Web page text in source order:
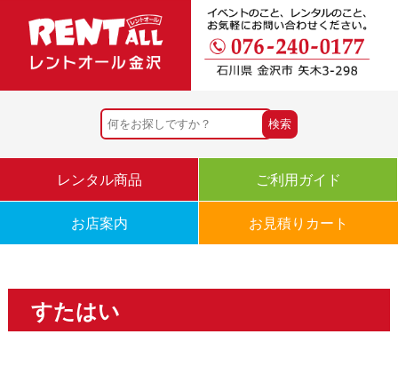
レンタル商品 ご利用ガイド
お店案内 お見積りカート
すたはい